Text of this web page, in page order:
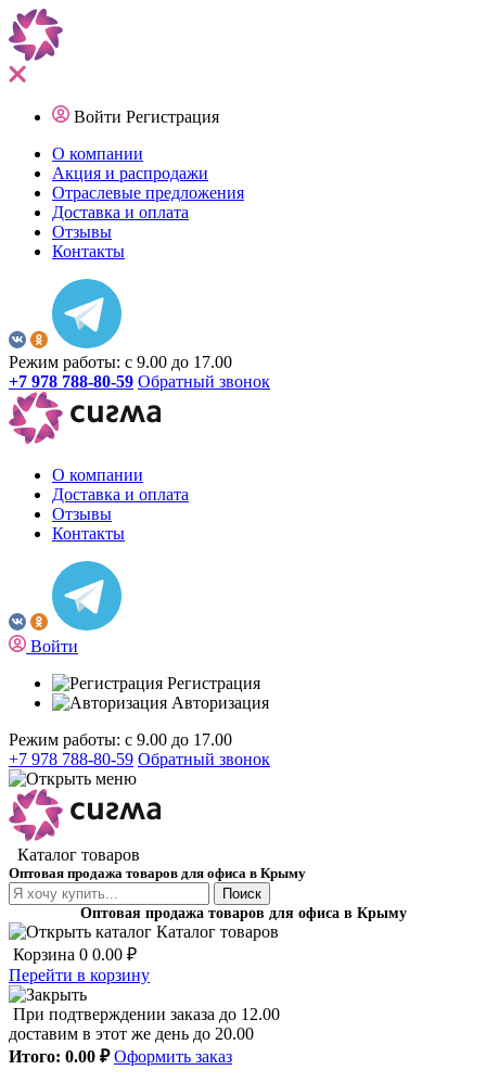
Войти Регистрация
О компании
Акция и распродажи
Отраслевые предложения
Доставка и оплата
Отзывы
Контакты
Режим работы: с 9.00 до 17.00
+7 978 788-80-59 Обратный звонок
О компании
Доставка и оплата
Отзывы
Контакты
Войти
Регистрация
Авторизация
Режим работы: с 9.00 до 17.00
+7 978 788-80-59 Обратный звонок
Каталог товаров
Оптовая продажа товаров для офиса в Крыму
Поиск
Оптовая продажа товаров для офиса в Крыму
Каталог товаров
Корзина 0 0.00 ₽
Перейти в корзину
При подтверждении заказа до 12.00
доставим в этот же день до 20.00
Итого: 0.00 ₽ Оформить заказ